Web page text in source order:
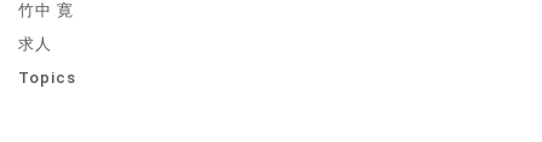
竹中 寛
求人
Topics